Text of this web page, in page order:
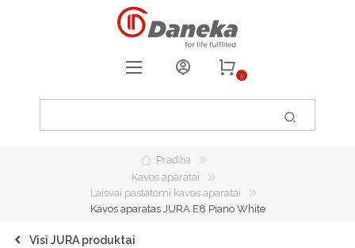
0
0
Pradžia
Kavos aparatai
Laisvai pastatomi kavos aparatai
Kavos aparatas JURA E8 Piano White
Visi JURA produktai